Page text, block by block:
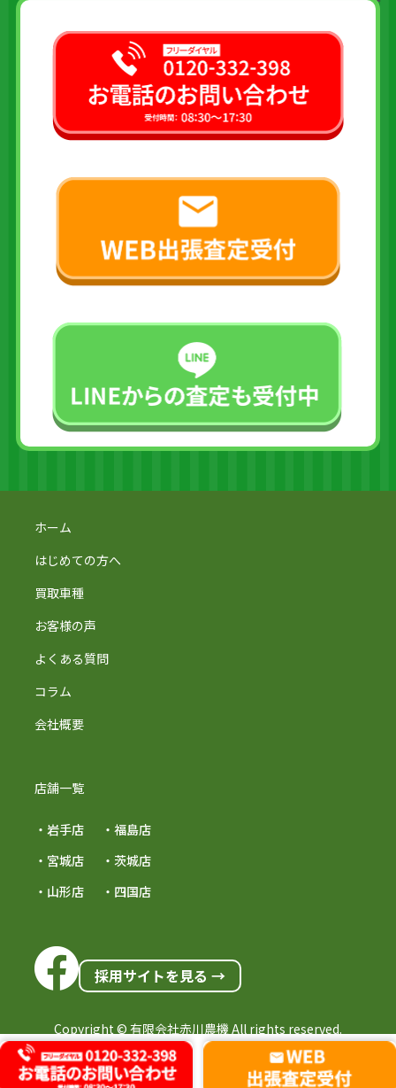
ホーム
はじめての方へ
買取車種
お客様の声
よくある質問
コラム
会社概要
店舗一覧
・岩手店
・宮城店
・山形店
・福島店
・茨城店
・四国店
採用サイトを見る →
Copyright © 有限会社赤川農機 All rights reserved.